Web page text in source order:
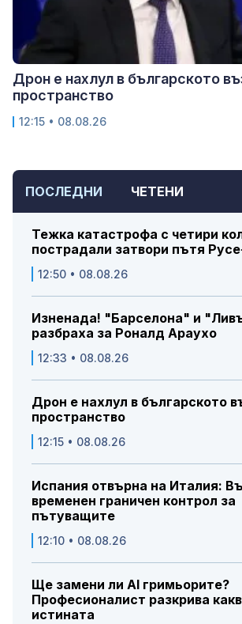
ПОСЛЕДНИ ЧЕТЕНИ
Тежка катастрофа с четири
пострадали затвори пътя
12:50 • 08.08.26
Изненада! "Барселона" и
разбраха за Роналд Араухо
12:33 • 08.08.26
Дрон е нахлул в българското
пространство
12:15 • 08.08.26
Испания отвърна на Италия:
временен граничен контрол за
пътуващите
12:10 • 08.08.26
Ще замени ли AI гримьорите?
Професионалист разкрива
истината
Дрон е нахлул в българското
пространство
12:15 • 08.08.26